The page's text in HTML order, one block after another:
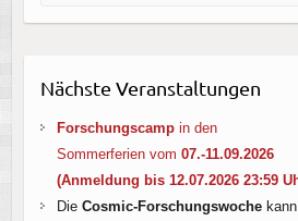
Nächste Veranstaltungen
Forschungscampin den
Sommerferien vom 07.-11.09.2026
(Anmeldung bis 12.07.2026 23:59
Die Cosmic-Forschungswochekann